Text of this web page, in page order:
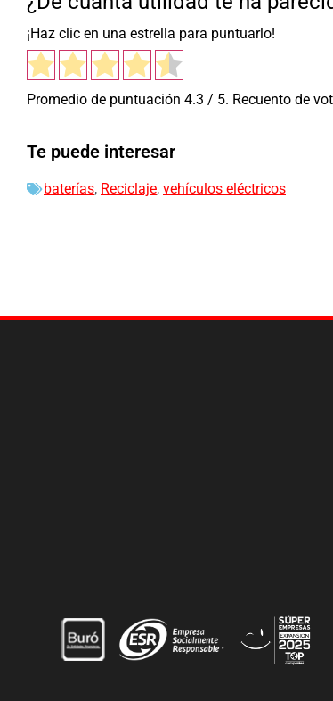
¡Haz clic en una estrella para puntuarlo!
Promedio de puntuación 4.3 / 5. Recuento de
Te puede interesar
baterías, Reciclaje, vehículos eléctricos